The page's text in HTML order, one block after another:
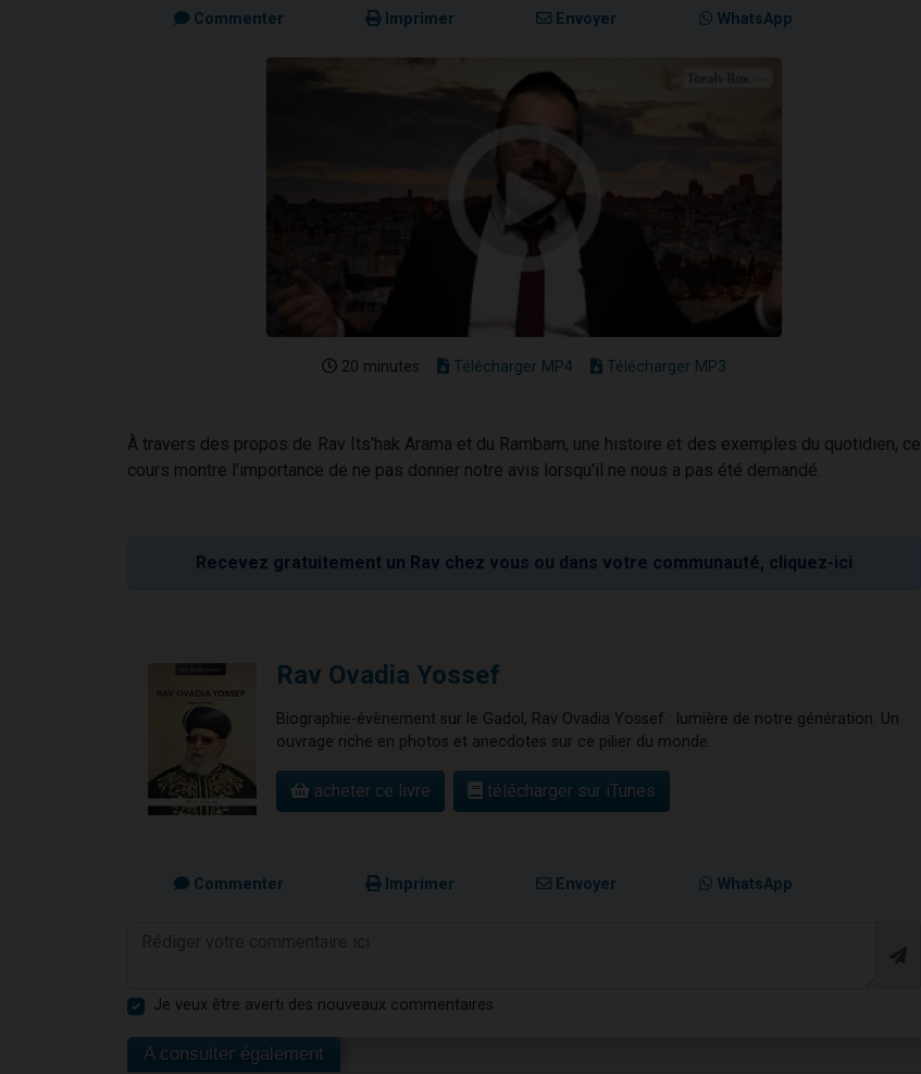
Commenter Imprimer Envoyer WhatsApp
20 minutes Télécharger MP4 Télécharger MP3
À travers des propos de Rav Its'hak Arama et du Rambam, une histoire et des exemples du quotidien, ce
cours montre l'importance de ne pas donner notre avis lorsqu'il ne nous a pas été demandé.
Recevez gratuitement un Rav chez vous ou dans votre communauté, cliquez-ici
Rav Ovadia Yossef
Biographie-évènement sur le Gadol, Rav Ovadia Yossef : lumière de notre génération. Un
ouvrage riche en photos et anecdotes sur ce pilier du monde.
acheter ce livre télécharger sur iTunes
Commenter Imprimer Envoyer WhatsApp
Je veux être averti des nouveaux commentaires
A consulter également